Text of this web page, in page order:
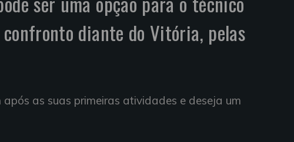
diante do Vitória, pelas
as suas primeiras atividades e deseja um